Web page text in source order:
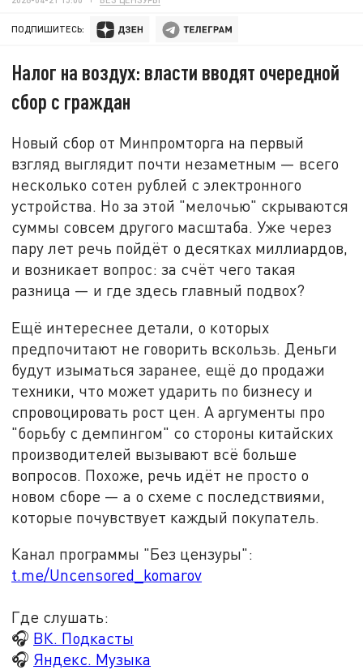
ПОДПИШИТЕСЬ:
Налог на воздух: власти вводят очередной
сбор с граждан
Новый сбор от Минпромторга на первый
взгляд выглядит почти незаметным — всего
несколько сотен рублей с электронного
устройства. Но за этой "мелочью" скрываются
суммы совсем другого масштаба. Уже через
пару лет речь пойдёт о десятках миллиардов,
и возникает вопрос: за счёт чего такая
разница — и где здесь главный подвох?
Ещё интереснее детали, о которых
предпочитают не говорить вскользь. Деньги
будут изыматься заранее, ещё до продажи
техники, что может ударить по бизнесу и
спровоцировать рост цен. А аргументы про
"борьбу с демпингом" со стороны китайских
производителей вызывают всё больше
вопросов. Похоже, речь идёт не просто о
новом сборе — а о схеме с последствиями,
которые почувствует каждый покупатель.
Канал программы "Без цензуры":
t.me/Uncensored_komarov
Где слушать:
🎧 ВК. Подкасты
🎧 Яндекс. Музыка